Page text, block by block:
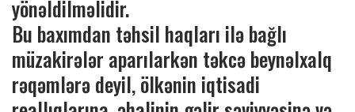
yönəldilməlidir.
Bu baxımdan təhsil haqları ilə bağlı
müzakirələr aparılarkən təkcə beynəlxalq
rəqəmlərə deyil, ölkənin iqtisadi